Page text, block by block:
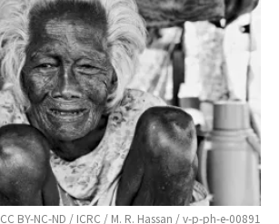
CC BY-NC-ND / ICRC / M. R. Hassan / v-p-ph-e-00891